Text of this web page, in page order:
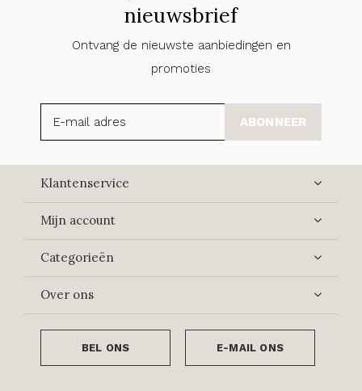
nieuwsbrief
Ontvang de nieuwste aanbiedingen en
promoties
ABONNEER
Klantenservice
Mijn account
Categorieën
Over ons
BEL ONS E-MAIL ONS